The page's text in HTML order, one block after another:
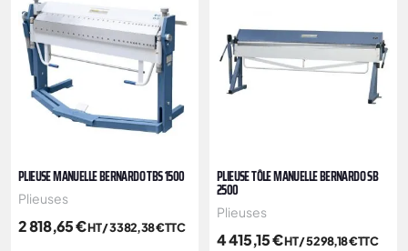
PLIEUSE MANUELLE BERNARDO TBS 1500
Plieuses
2 818,65€HT /3 382,38€TTC
PLIEUSE TÔLE MANUELLE BERNARDO SB
2500
Plieuses
4 415,15€HT /5 298,18€TTC